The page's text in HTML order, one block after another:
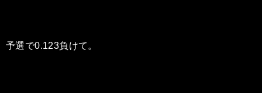
予選で0.123負けて。